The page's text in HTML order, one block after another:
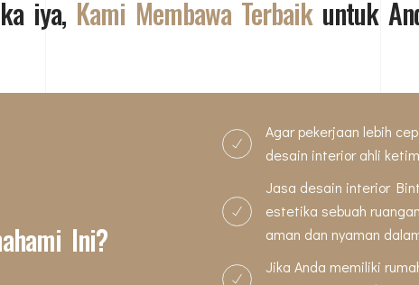
iya, Kami Membawa Terbaikuntuk
Ini?
Agar pekerjaan lebih
desain interior ahli
Jasa desain interior
estetika sebuah
aman dan nyaman
Jika Anda memiliki